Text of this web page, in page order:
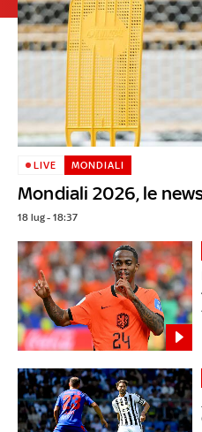
Mondiali 2026, le
LIVE MONDIALI
18 lug - 18:37